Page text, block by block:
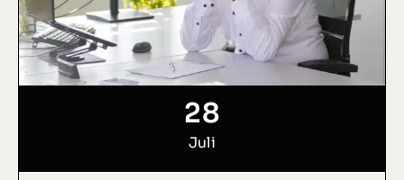
28
Juli